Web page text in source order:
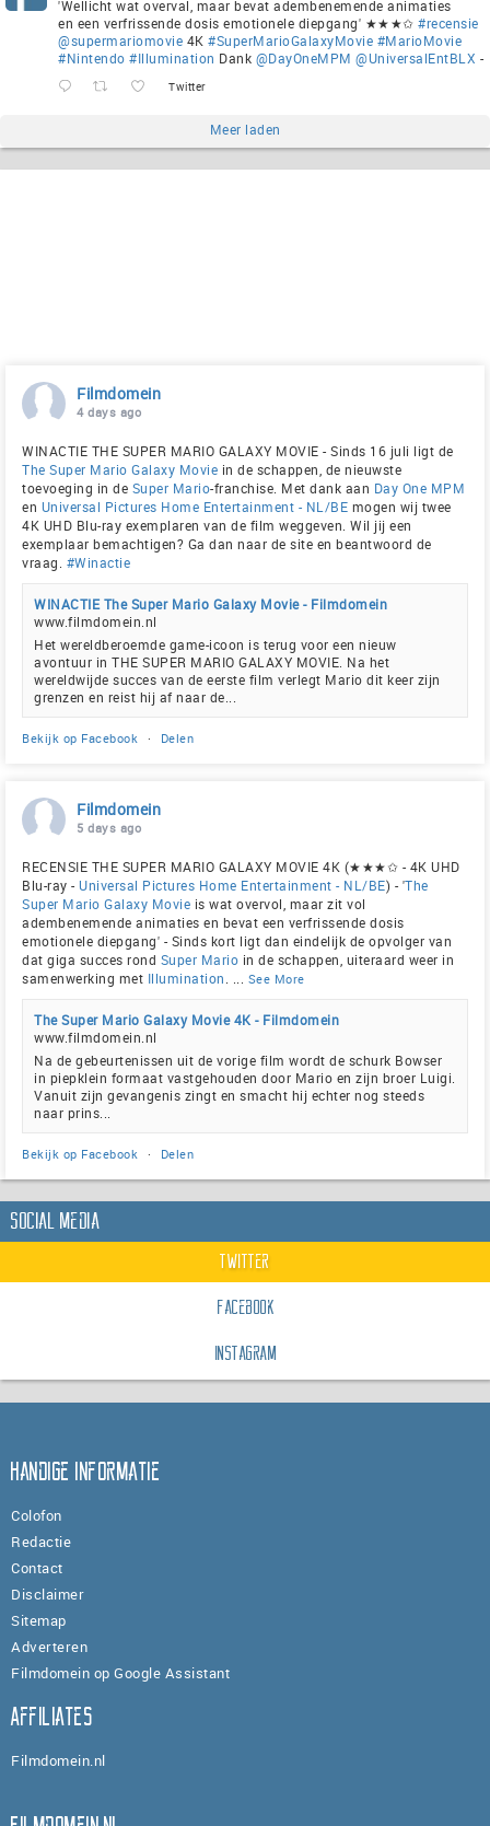
'Wellicht wat overval, maar bevat adembenemende animaties
en een verfrissende dosis emotionele diepgang' ★★★✩ #recensie
@supermariomovie 4K #SuperMarioGalaxyMovie #MarioMovie
#Nintendo #Illumination Dank @DayOneMPM @UniversalEntBLX -
Twitter
Meer laden
Filmdomein
4 days ago
WINACTIE THE SUPER MARIO GALAXY MOVIE - Sinds 16 juli ligt de
The Super Mario Galaxy Movie in de schappen, de nieuwste
toevoeging in de Super Mario-franchise. Met dank aan Day One MPM
en Universal Pictures Home Entertainment - NL/BE mogen wij twee
4K UHD Blu-ray exemplaren van de film weggeven. Wil jij een
exemplaar bemachtigen? Ga dan naar de site en beantwoord de
vraag. #Winactie
WINACTIE The Super Mario Galaxy Movie - Filmdomein
www.filmdomein.nl
Het wereldberoemde game-icoon is terug voor een nieuw
avontuur in THE SUPER MARIO GALAXY MOVIE. Na het
wereldwijde succes van de eerste film verlegt Mario dit keer zijn
grenzen en reist hij af naar de...
Bekijk op Facebook · Delen
Filmdomein
5 days ago
RECENSIE THE SUPER MARIO GALAXY MOVIE 4K (★★★✩ - 4K UHD
Blu-ray - Universal Pictures Home Entertainment - NL/BE) - 'The
Super Mario Galaxy Movie is wat overvol, maar zit vol
adembenemende animaties en bevat een verfrissende dosis
emotionele diepgang' - Sinds kort ligt dan eindelijk de opvolger van
dat giga succes rond Super Mario in de schappen, uiteraard weer in
samenwerking met Illumination See More
The Super Mario Galaxy Movie 4K - Filmdomein
www.filmdomein.nl
Na de gebeurtenissen uit de vorige film wordt de schurk Bowser
in piepklein formaat vastgehouden door Mario en zijn broer Luigi.
Vanuit zijn gevangenis zingt en smacht hij echter nog steeds
naar prins...
Bekijk op Facebook · Delen
Social Media
Twitter
Facebook
Instagram
Handige informatie
Colofon
Redactie
Contact
Disclaimer
Sitemap
Adverteren
Filmdomein op Google Assistant
Affiliates
Filmdomein.nl